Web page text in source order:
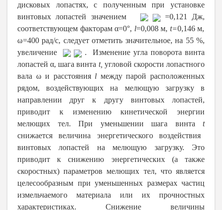
дисковых лопастях, с полученнымпри установке
винтовых лопастей значением
=0,121 Дж,
соответствующем факторамα=0°, l=0,008 м, t=0,146 м,
ω=400 рад/с, следует отметить значительное, на 55 %,
увеличение
.
Изменение угла поворота винта
лопастейα,шага винта t, угловой скорости лопастного
вала ωи расстояния l между парой расположенных
рядом,воздействующих на мелющую загрузку в
направлении друг к другу винтовых лопастей,
приводит к изменению кинетической энергии
мелющих тел. При уменьшении шага винта t
снижается величина энергетического воздействия
винтовых лопастей на мелющую загрузку. Это
приводит к снижению энергетических (а также
скоростных) параметров мелющих тел, что является
целесообразным при уменьшенных размерах частиц
измельчаемого материала или их прочностных
характеристиках. Снижение величины